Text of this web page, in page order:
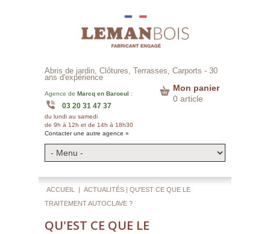
Abris de jardin, Clôtures, Terrasses, Carports - 30
ans d'expérience
Agence de Marcq en Baroeul :
03 20 31 47 37
Contacter une autre agence »
du lundi au samedi
de 9h à 12h et de 14h à 18h30
Mon panier
0 article
ACCUEIL | ACTUALITÉS | QU'EST CE QUE LE
TRAITEMENT AUTOCLAVE ?
QU'EST CE QUE LE